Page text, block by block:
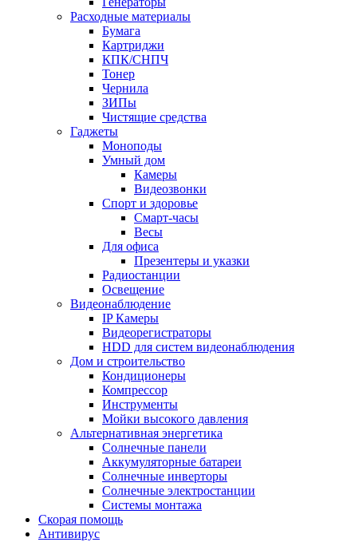
Расходные материалы
Бумага
Картриджи
КПК/СНПЧ
Тонер
Чернила
ЗИПы
Чистящие средства
Гаджеты
Моноподы
Умный дом
Камеры
Видеозвонки
Спорт и здоровье
Смарт-часы
Весы
Для офиса
Презентеры и указки
Радиостанции
Освещение
Видеонаблюдение
IP Камеры
Видеорегистраторы
HDD для систем видеонаблюдения
Дом и строительство
Кондиционеры
Компрессор
Инструменты
Мойки высокого давления
Альтернативная энергетика
Солнечные панели
Аккумуляторные батареи
Солнечные инверторы
Солнечные электростанции
Системы монтажа
Скорая помощь
Антивирус